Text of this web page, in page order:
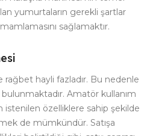
yumurtaların gerekli şartlar
sağlamaktır.
hayli fazladır. Bu nedenle
Amatör kullanım
istenilen özelliklere sahip şekilde
de mümkündür. Satışa